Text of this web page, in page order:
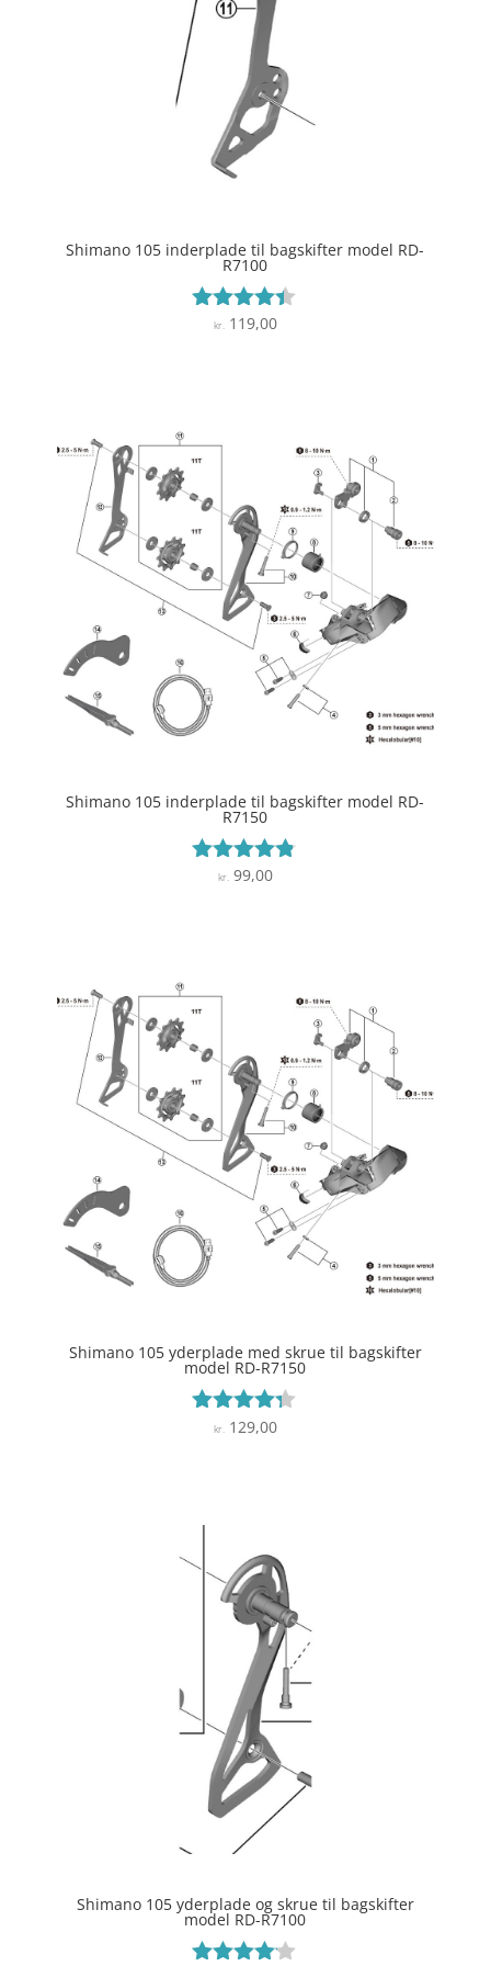
Shimano 105 inderplade til bagskifter model RD-
R7100
Vurderet
kr.119,00
Shimano 105 inderplade til bagskifter model RD-
R7150
Vurderet
kr.99,00
Shimano 105 yderplade med skrue til bagskifter
model RD-R7150
Vurderet
kr. 129,00
Shimano 105 yderplade og skrue til bagskifter
model RD-R7100